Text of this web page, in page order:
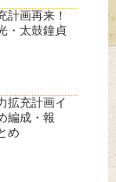
計画再来！
・太鼓鐘貞
拡充計画イ
編成・報
め